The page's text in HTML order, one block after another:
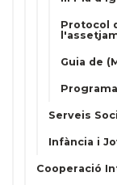
Protocol
Guia de
Serveis
Infància i
Cooperació